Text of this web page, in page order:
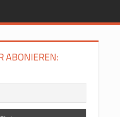
ABONIEREN: